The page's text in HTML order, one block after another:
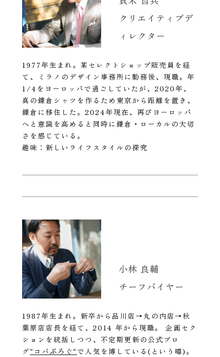
クリエイティブデ
ィレクター
1977年生まれ。某セレクトショップ販売員を経
て、ミラノのデザイン事務所に勤務後、現職。年
1/4をヨーロッパで過ごしていたが、2020年、
真の鎌倉シャツを作るため東京から距離を置き、
鎌倉に移住した。2024年現在、再びヨーロッパ
へと意識を高めると同時に鎌倉・ローカルの大切
さを感じている。
趣味：新しいライフスタイルの探究
小林 良輔
チーフバイヤー
1987年生まれ。新卒から品川店→丸の内店→秋
葉原店店長を経て、2014 年から現職。 企画セク
ションを統括しつつ、不定期更新の公式ブロ
グ"コバぶろぐ" で人気を博している(という噂)。